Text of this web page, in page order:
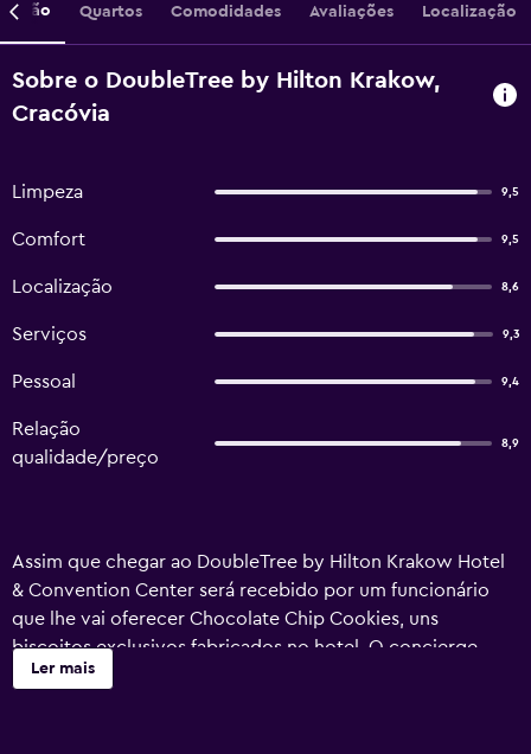
Quartos Comodidades Avaliações Localização
Sobre o DoubleTree by Hilton Krakow,
Cracóvia
Limpeza 9,5
Comfort 9,5
Localização 8,6
Serviços 9,3
Pessoal 9,4
Relação
qualidade/preço
8,9
Assim que chegar ao DoubleTree by Hilton Krakow Hotel
& Convention Center será recebido por um funcionário
que lhe vai oferecer Chocolate Chip Cookies, uns
biscoitos exclusivos fabricados no hotel. O concierge
pode ajudá-lo a reservar transporte pela cidade e a obter
Ler mais